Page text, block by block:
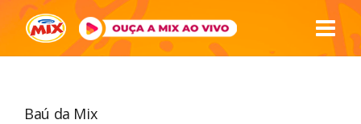
Baú da Mix